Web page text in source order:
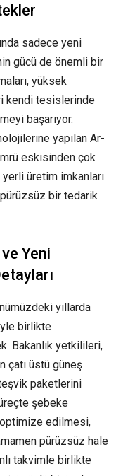
sadece yeni
gücü de önemli bir
yüksek
kendi tesislerinde
başarıyor.
yapılan Ar-
eskisinden çok
üretim imkanları
pürüzsüz bir tedarik
Yeni
yıllarda
birlikte
Bakanlık yetkilileri,
çatı üstü güneş
paketlerini
şebeke
edilmesi,
pürüzsüz hale
takvimle birlikte